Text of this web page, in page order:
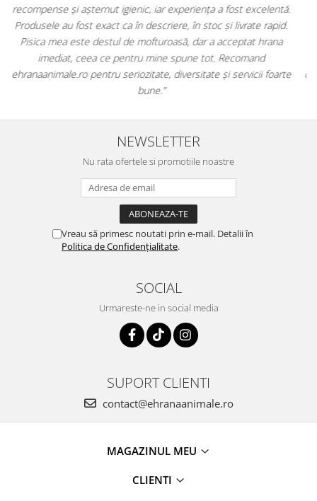
doar hrană, ci și produse dinfarmacia veterinară:
antiparazitare, suplimente și soluții de îngrijire. Este foarte
comod să pot comanda tot ce am nevoie pentru animalul meu
dintr-un singur loc. Livrarea a fost rapidă, iar produsele au fost
originale și în termen. Magazin serios, bine organizat și foarte util
pentru orice stăpân de animale.
NEWSLETTER
Nu rata ofertele si promotiile noastre
Vreau să primesc noutati prin e-mail. Detalii în
Politica de Confidențialitate.
SOCIAL
Urmareste-ne in social media
SUPORT CLIENTI
contact@ehranaanimale.ro
MAGAZINUL MEU
CLIENTI